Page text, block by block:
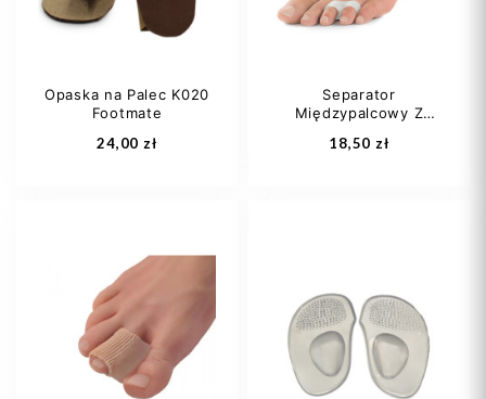
Dodaj do koszyka Dodaj do koszyka
Opaska na Palec K020
Footmate
24,00 zł
M
Separator
Międzypalcowy Z
18,50 zł